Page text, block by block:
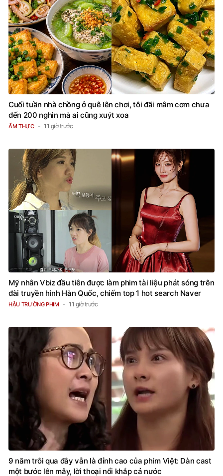
Cuối tuần nhà chồng ở quê lên chơi, tôi đãi mâm cơm chưa
đến 200 nghìn mà ai cũng xuýt xoa
ẨM THỰC 11 giờ trước
Mỹ nhân Vbiz đầu tiên được làm phim tài liệu phát sóng trên
đài truyền hình Hàn Quốc, chiếm top 1 hot search Naver
HẬU TRƯỜNG PHIM 11 giờ trước
9 năm trôi qua đây vẫn là đỉnh cao của phim Việt: Dàn cast
một bước lên mây, lời thoại nổi khắp cả nước